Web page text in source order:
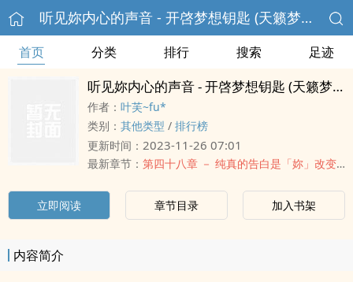
听见妳内心的声音 - 开啓梦想钥匙 (天籁梦想钥匙-修订版)
首页 分类 排行 搜索 足迹
听见妳内心的声音 - 开啓梦想钥匙 (天籁梦想钥匙-修订版)
作者： 叶芙~fu*
类别： 其他类型 / 排行榜
更新时间： 2023-11-26 07:01
最新章节： 第四十八章 － 纯真的告白是「妳」改变了我们
立即阅读 章节目录 加入书架
内容简介